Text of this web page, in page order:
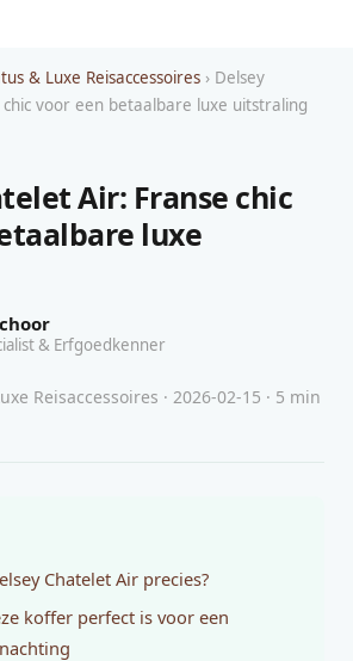
& Luxe Reisaccessoires › Delsey
voor een betaalbare luxe uitstraling
Air: Franse chic
luxe
& Erfgoedkenner
Reisaccessoires · 2026-02-15 · 5 min
Chatelet Air precies?
koffer perfect is voor een